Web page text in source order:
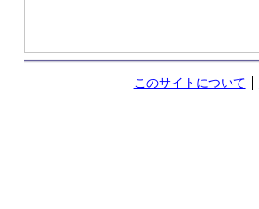
このサイトについて